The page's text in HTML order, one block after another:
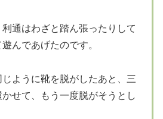
通はわざと踏ん張ったりして
んであげたのです。
ように靴を脱がしたあと、三
せて、もう一度脱がそうとし